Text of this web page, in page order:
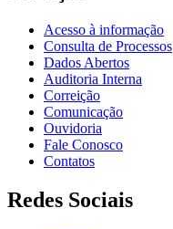
Acesso à informação
Consulta de Processos
Dados Abertos
Auditoria Interna
Correição
Comunicação
Ouvidoria
Fale Conosco
Contatos
Redes Sociais